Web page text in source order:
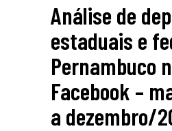
Análise de
estaduais e
Pernambuco
Facebook –
a dezembro/